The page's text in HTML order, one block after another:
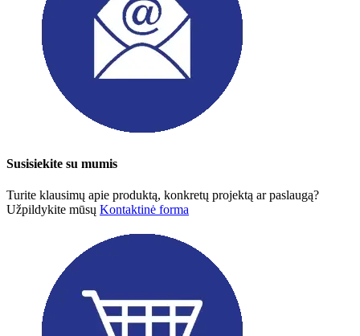
Susisiekite su mumis
Turite klausimų apie produktą, konkretų projektą ar paslaugą?
Užpildykite mūsų Kontaktinė forma